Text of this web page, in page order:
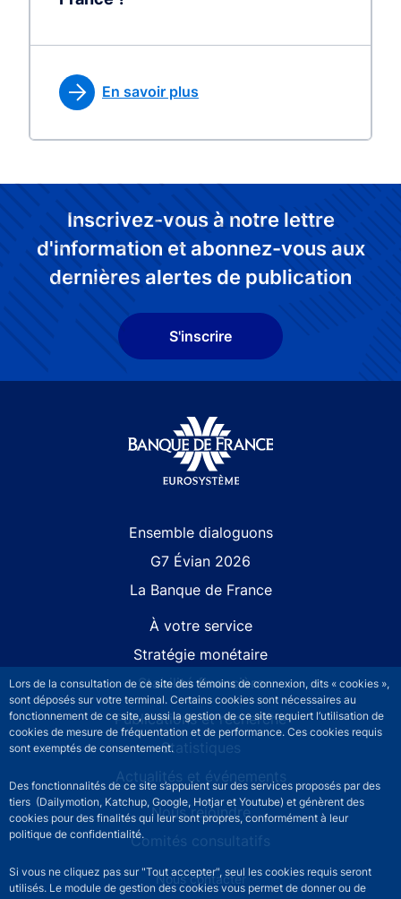
Lors de la consultation de ce site des témoins de connexion, dits « cookies »,
sont déposés sur votre terminal. Certains cookies sont nécessaires au
fonctionnement de ce site, aussi la gestion de ce site requiert l’utilisation de
cookies de mesure de fréquentation et de performance. Ces cookies requis
sont exemptés de consentement.
Des fonctionnalités de ce site s’appuient sur des services proposés par des
tiers (Dailymotion, Katchup, Google, Hotjar et Youtube) et génèrent des
cookies pour des finalités qui leur sont propres, conformément à leur
politique de confidentialité.
Si vous ne cliquez pas sur "Tout accepter", seul les cookies requis seront
utilisés. Le module de gestion des cookies vous permet de donner ou de
En savoir plus
Inscrivez-vous à notre lettre
d'information et abonnez-vous aux
dernières alertes de publication
S'inscrire
Ensemble dialoguons
G7 Évian 2026
La Banque de France
À votre service
Stratégie monétaire
Stabilité financière
Publications et recherche
Statistiques
Actualités et événements
Nous rejoindre
Comités consultatifs
Footer secondary menuNous contacter